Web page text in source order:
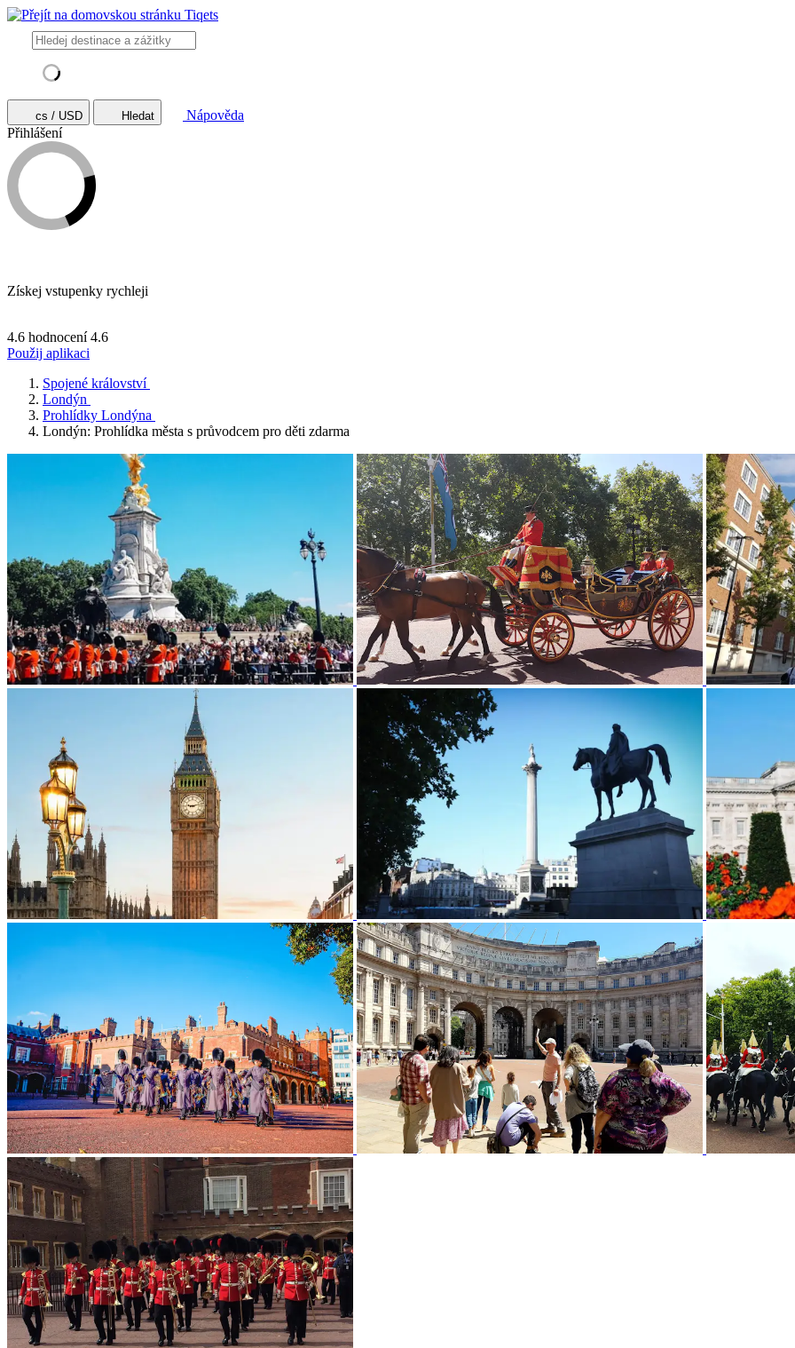
cs / USD Hledat
Nápověda
Přihlášení
Získej vstupenky rychleji
4.6 hodnocení 4.6
Použij aplikaci
Spojené království
Londýn
Prohlídky Londýna
Londýn: Prohlídka města s průvodcem pro děti zdarma